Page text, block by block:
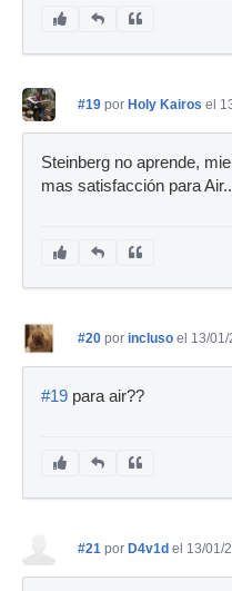
#19 por Holy Kairos el
Steinberg no aprende,
mas satisfacción para
#20 por incluso el 13/01/
#19 para air??
#21 por D4v1d el 13/01/